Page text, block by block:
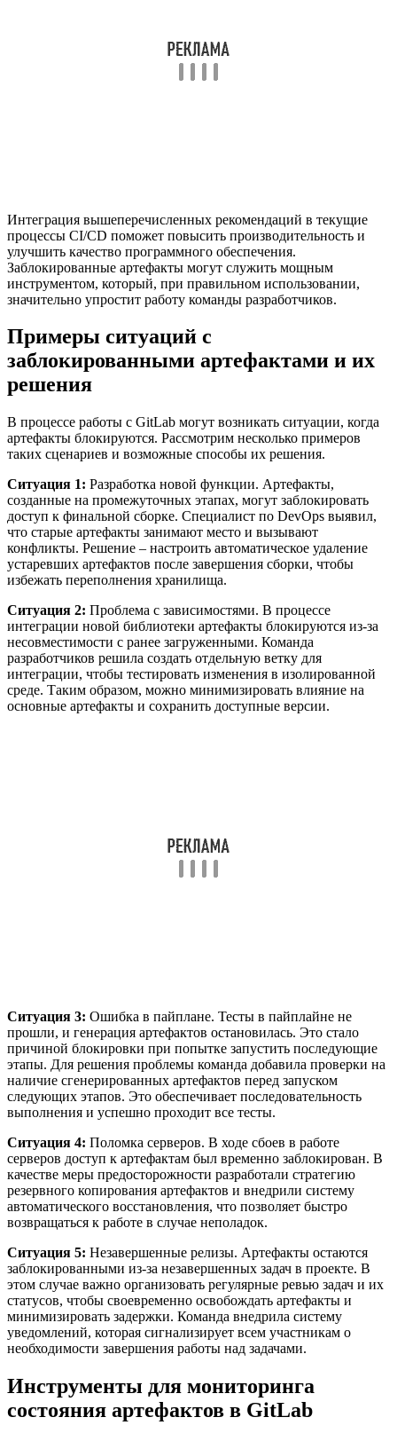
Интеграция вышеперечисленных рекомендаций в текущие
процессы CI/CD поможет повысить производительность и
улучшить качество программного обеспечения.
Заблокированные артефакты могут служить мощным
инструментом, который, при правильном использовании,
значительно упростит работу команды разработчиков.
Примеры ситуаций с
заблокированными артефактами и их
решения
В процессе работы с GitLab могут возникать ситуации, когда
артефакты блокируются. Рассмотрим несколько примеров
таких сценариев и возможные способы их решения.
Ситуация 1: Разработка новой функции. Артефакты,
созданные на промежуточных этапах, могут заблокировать
доступ к финальной сборке. Специалист по DevOps выявил,
что старые артефакты занимают место и вызывают
конфликты. Решение – настроить автоматическое удаление
устаревших артефактов после завершения сборки, чтобы
избежать переполнения хранилища.
Ситуация 2: Проблема с зависимостями. В процессе
интеграции новой библиотеки артефакты блокируются из-за
несовместимости с ранее загруженными. Команда
разработчиков решила создать отдельную ветку для
интеграции, чтобы тестировать изменения в изолированной
среде. Таким образом, можно минимизировать влияние на
основные артефакты и сохранить доступные версии.
Ситуация 3: Ошибка в пайплане. Тесты в пайплайне не
прошли, и генерация артефактов остановилась. Это стало
причиной блокировки при попытке запустить последующие
этапы. Для решения проблемы команда добавила проверки на
наличие сгенерированных артефактов перед запуском
следующих этапов. Это обеспечивает последовательность
выполнения и успешно проходит все тесты.
Ситуация 4: Поломка серверов. В ходе сбоев в работе
серверов доступ к артефактам был временно заблокирован. В
качестве меры предосторожности разработали стратегию
резервного копирования артефактов и внедрили систему
автоматического восстановления, что позволяет быстро
возвращаться к работе в случае неполадок.
Ситуация 5: Незавершенные релизы. Артефакты остаются
заблокированными из-за незавершенных задач в проекте. В
этом случае важно организовать регулярные ревью задач и их
статусов, чтобы своевременно освобождать артефакты и
минимизировать задержки. Команда внедрила систему
уведомлений, которая сигнализирует всем участникам о
необходимости завершения работы над задачами.
Инструменты для мониторинга
состояния артефактов в GitLab